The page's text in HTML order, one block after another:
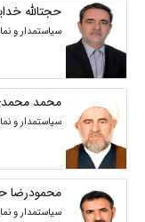
حجتالله
سیاستمدار و
محمد
سیاستمدار و
محمودرضا
سیاستمدار و